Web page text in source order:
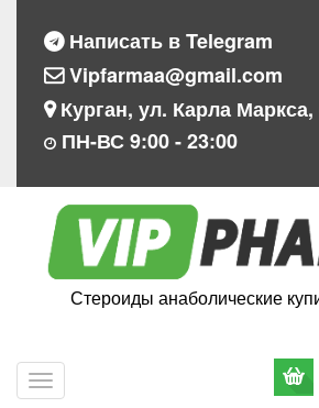
Написать в Telegram
Vipfarmaa@gmail.com
Курган, ул. Карла Маркса,
ПН-ВС 9:00 - 23:00
Стероиды анаболические